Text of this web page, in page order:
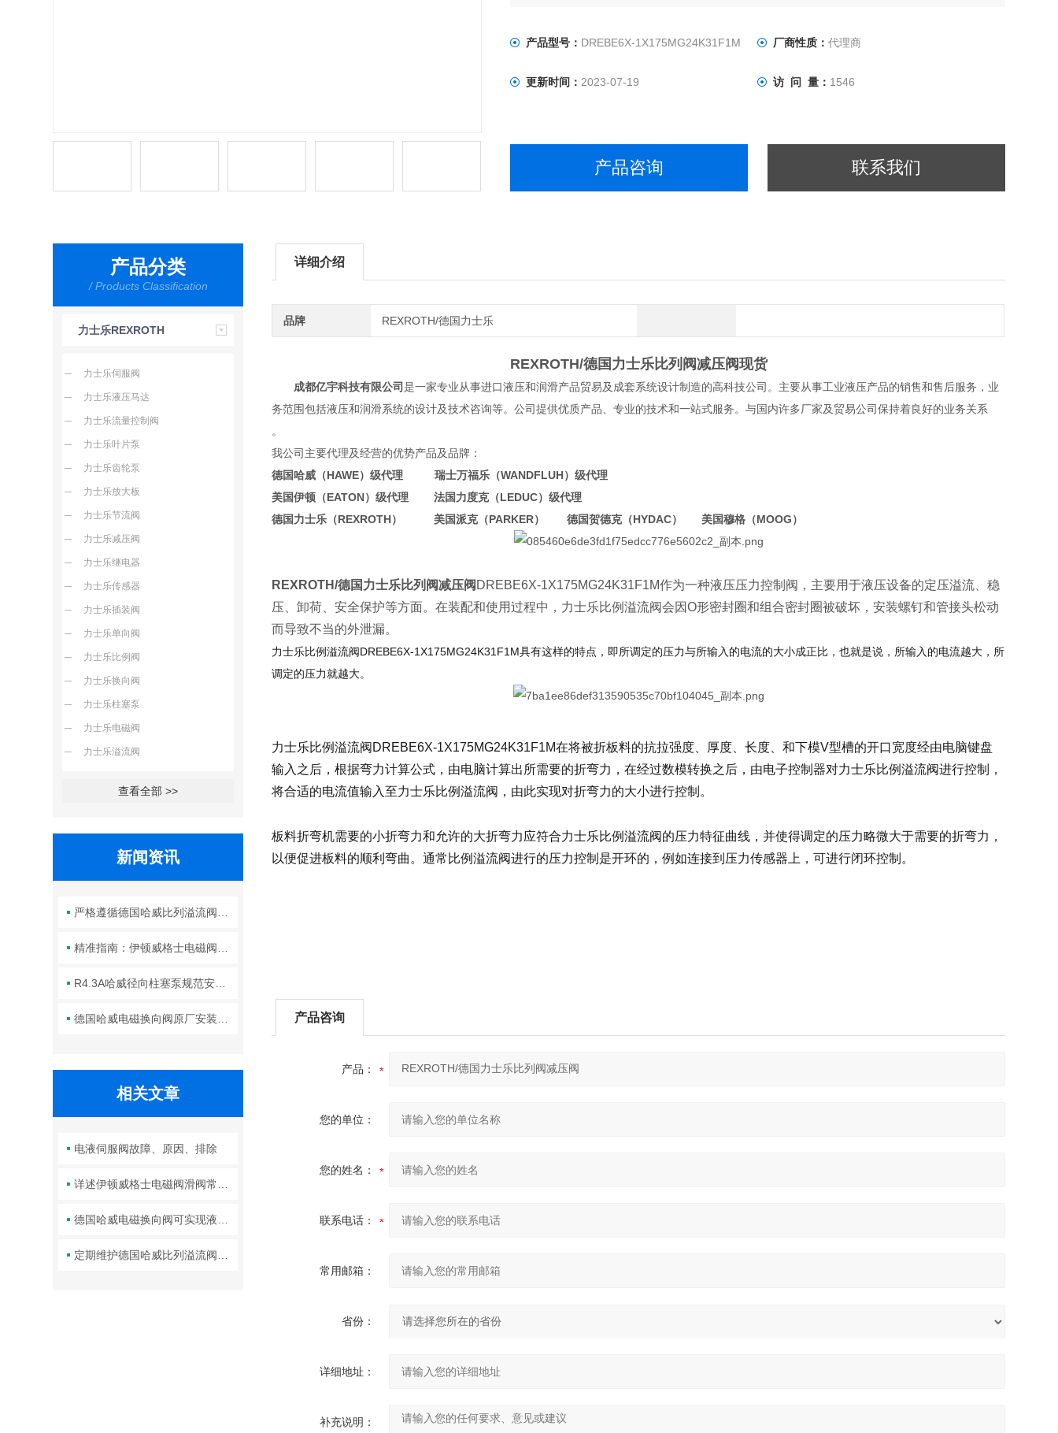
产品型号： DREBE6X-1X175MG24K31F1M 厂商性质：代理商
更新时间： 2023-07-19 访 问 量： 1546
产品咨询 联系我们
产品分类
/ Products Classification
力士乐REXROTH
力士乐伺服阀
力士乐液压马达
力士乐流量控制阀
力士乐叶片泵
力士乐齿轮泵
力士乐放大板
力士乐节流阀
力士乐减压阀
力士乐继电器
力士乐传感器
力士乐插装阀
力士乐单向阀
力士乐比例阀
力士乐换向阀
力士乐柱塞泵
力士乐电磁阀
力士乐溢流阀
查看全部 >>
新闻资讯
相关文章
电液伺服阀故障、原因、排除
详细介绍
品牌 REXROTH/德国力士乐
REXROTH/德国力士乐比列阀减压阀现货
成都亿宇科技有限公司是一家专业从事进口液压和润滑产品贸易及成套系统设计制造的高科技公司。主要从事工业液压产品的销售和售后服务，业
务范围包括液压和润滑系统的设计及技术咨询等。公司提供优质产品、专业的技术和一站式服务。与国内许多厂家及贸易公司保持着良好的业务关系
。
我公司主要代理及经营的优势产品及品牌：
德国哈威（HAWE）级代理 瑞士万福乐（WANDFLUH）级代理
美国伊顿（EATON）级代理 法国力度克（LEDUC）级代理
德国力士乐（REXROTH） 美国派克（PARKER） 德国贺德克（HYDAC） 美国穆格（MOOG）
REXROTH/德国力士乐比列阀减压阀 DREBE6X-1X175MG24K31F1M作为一种液压压力控制阀，主要用于液压设备的定压溢流、稳
压、卸荷、安全保护等方面。在装配和使用过程中，力士乐比例溢流阀会因O形密封圈和组合密封圈被破坏，安装螺钉和管接头松动
而导致不当的外泄漏。
力士乐比例溢流阀DREBE6X-1X175MG24K31F1M具有这样的特点，即所调定的压力与所输入的电流的大小成正比，也就是说，所输入的电流越大，所
调定的压力就越大。
力士乐比例溢流阀 DREBE6X-1X175MG24K31F1M在将被折板料的抗拉强度、厚度、长度、和下模V型槽的开口宽度经由电脑键盘
输入之后，根据弯力计算公式，由电脑计算出所需要的折弯力，在经过数模转换之后，由电子控制器对力士乐比例溢流阀进行控制，
将合适的电流值输入至力士乐比例溢流阀，由此实现对折弯力的大小进行控制。
板料折弯机需要的小折弯力和允许的大折弯力应符合力士乐比例溢流阀的压力特征曲线，并使得调定的压力略微大于需要的折弯力，
以便促进板料的顺利弯曲。通常比例溢流阀进行的压力控制是开环的，例如连接到压力传感器上，可进行闭环控制。
产品咨询
产品：
您的单位：
您的姓名：
联系电话：
常用邮箱：
省份：
详细地址：
补充说明：